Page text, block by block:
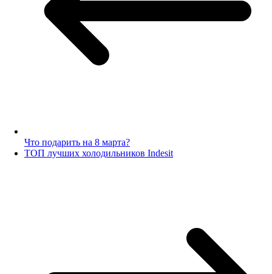
Что подарить на 8 марта?
ТОП лучших холодильников Indesit